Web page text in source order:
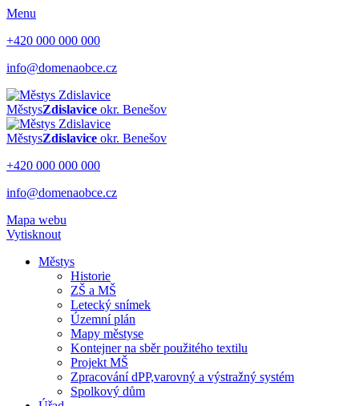
Menu
+420 000 000 000
info@domenaobce.cz
MěstysZdislavice okr. Benešov
MěstysZdislavice okr. Benešov
+420 000 000 000
info@domenaobce.cz
Mapa webu
Vytisknout
Městys
Historie
ZŠ a MŠ
Letecký snímek
Územní plán
Mapy městyse
Kontejner na sběr použitého textilu
Projekt MŠ
Zpracování dPP,varovný a výstražný systém
Spolkový dům